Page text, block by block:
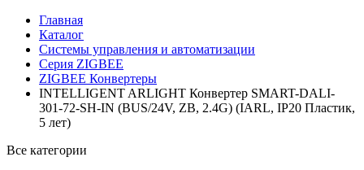
Главная
Каталог
Системы управления и автоматизации
Серия ZIGBEE
ZIGBEE Конвертеры
INTELLIGENT ARLIGHT Конвертер SMART-DALI-
301-72-SH-IN (BUS/24V, ZB, 2.4G) (IARL, IP20 Пластик,
5 лет)
Все категории